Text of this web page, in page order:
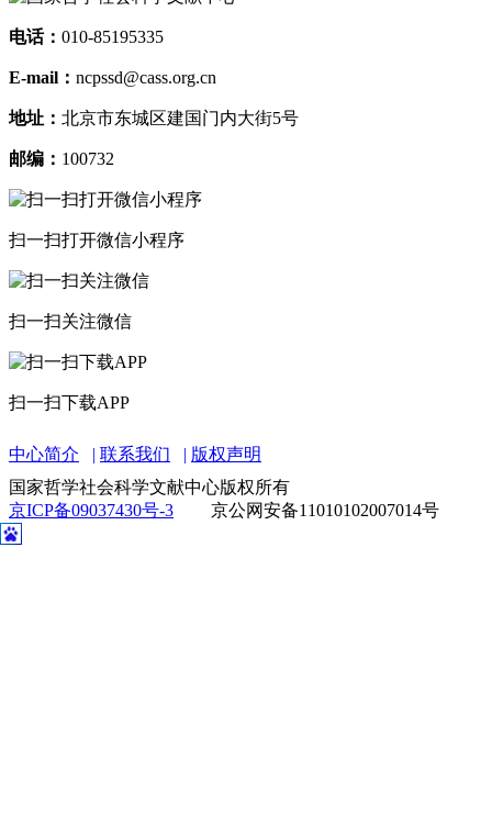
电话： 010-85195335
E-mail： ncpssd@cass.org.cn
地址： 北京市东城区建国门内大街5号
邮编： 100732
扫一扫打开微信小程序
扫一扫关注微信
扫一扫下载APP
中心简介 联系我们
版权声明
国家哲学社会科学文献中心版权所有
京ICP备09037430号-3
京公网安备11010102007014号